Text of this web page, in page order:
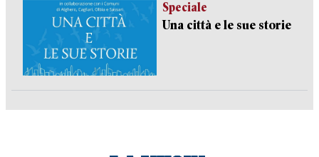
Speciale
Una città e le sue storie